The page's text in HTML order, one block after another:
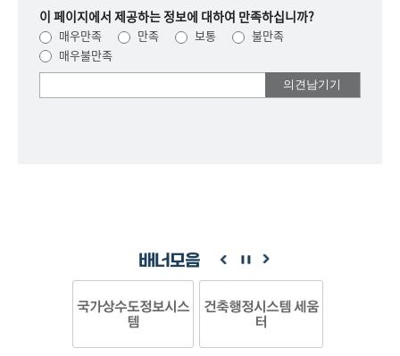
이 페이지에서 제공하는 정보에 대하여 만족하십니까?
매우만족 만족 보통
불만족
매우불만족
의견을
배너모음
국가상수도정보시스
템
건축행정시스템 세움
터